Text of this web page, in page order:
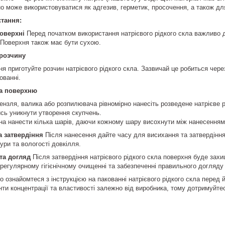
може використовуватися як адгезив, герметик, просочення, а також
Перед початком використання натрієвого рідкого скла
також має бути сухою.
приготуйте розчин натрієвого рідкого скла. Зазвичай це робиться
поверхню
валика або розпилювача рівномірно нанесіть розведене
уникнути утворення скупчень.
нанести кілька шарів, даючи кожному шару висохнути між
Після нанесення дайте часу для висихання та
та вологості довкілля.
догляд Після затвердіння натрієвого рідкого скла поверхня буде
гігієнічному очищенні та забезпеченні правильного
ознайомтеся з інструкцією на пакованні натрієвого рідкого скла
концентрації та властивості залежно від виробника, тому